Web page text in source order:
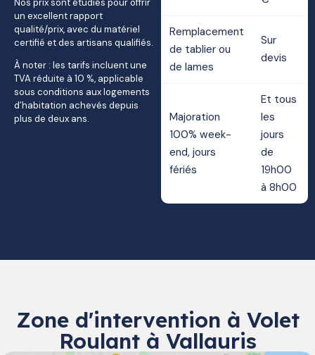
un excellent rapport
qualité/prix, avec du matériel
certifié et des artisans qualifiés.
À noter : les tarifs incluent une
TVA réduite à 10 %, applicable
sous conditions aux logements
d’habitation achevés depuis
plus de deux ans.
Remplacement
de tablier ou
de lames
Sur
devis
Majoration
100% week-
end, jours
fériés
Et tous
les
jours
de
19h00
à 8h00
Zone d'intervention à Volet
Roulant à Vallauris